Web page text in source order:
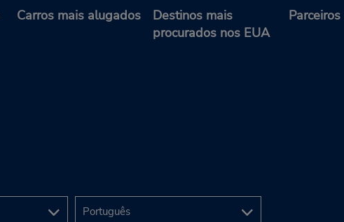
Carros mais alugados
Destinos mais
procurados nos EUA